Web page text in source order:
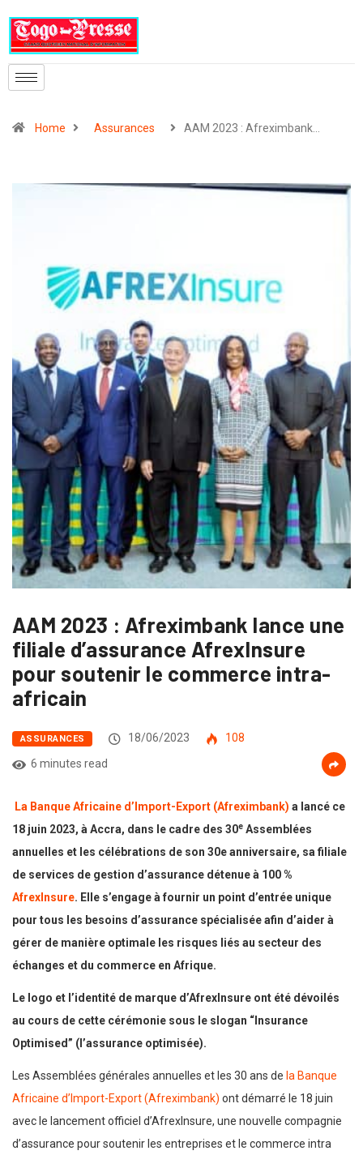
Home Assurances AAM 2023 : Afreximbank…
AAM 2023 : Afreximbank lance une
filiale d’assurance AfrexInsure
pour soutenir le commerce intra-
africain
ASSURANCES 18/06/2023
108
6 minutes read
La Banque Africaine d’Import-Export (Afreximbank) a lancé ce
18 juin 2023, à Accra, dans le cadre des 30e Assemblées
annuelles et les célébrations de son 30e anniversaire, sa filiale
de services de gestion d’assurance détenue à 100 %
AfrexInsure. Elle s’engage à fournir un point d’entrée unique
pour tous les besoins d’assurance spécialisée afin d’aider à
gérer de manière optimale les risques liés au secteur des
échanges et du commerce en Afrique.
Le logo et l’identité de marque d’AfrexInsure ont été dévoilés
au cours de cette cérémonie sous le slogan “Insurance
Optimised” (l’assurance optimisée).
Les Assemblées générales annuelles et les 30 ans de la Banque
Africaine d’Import-Export (Afreximbank) ont démarré le 18 juin
avec le lancement officiel d’AfrexInsure, une nouvelle compagnie
d’assurance pour soutenir les entreprises et le commerce intra